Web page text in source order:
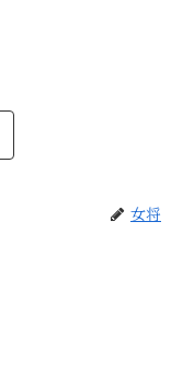
女将